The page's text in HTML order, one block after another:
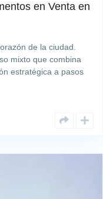
en Venta en
de la ciudad.
mixto que combina
estratégica a pasos
de Bella Vista. Este